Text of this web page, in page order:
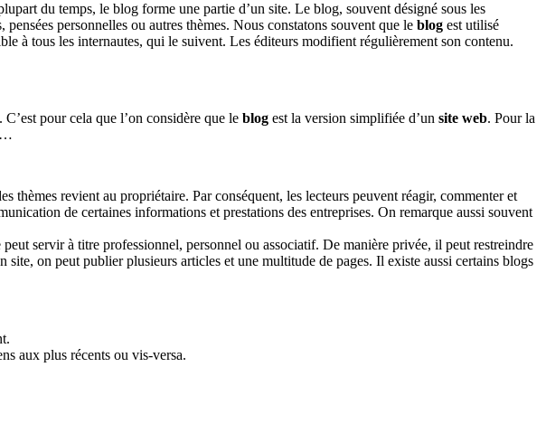
du temps, le blog forme une partie d’un site. Le blog, souvent désigné sous les
personnelles ou autres thèmes. Nous constatons souvent que le blog est utilisé
à tous les internautes, qui le suivent. Les éditeurs modifient régulièrement son contenu.
. C’est pour cela que l’on considère que le blog est la version simplifiée d’un site web. Pour la
revient au propriétaire. Par conséquent, les lecteurs peuvent réagir, commenter et
de certaines informations et prestations des entreprises. On remarque aussi souvent
servir à titre professionnel, personnel ou associatif. De manière privée, il peut restreindre
on peut publier plusieurs articles et une multitude de pages. Il existe aussi certains blogs
aux plus récents ou vis-versa.